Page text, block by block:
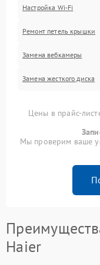
Для решения
шаги:
перезагрузите
запишитесь в
Сервисный центр
использованием
предоставляет
Своевременное
Настройка Wi-Fi
Ремонт петель крышки
Замена вебкамеры
Замена жесткого диска
Цены в прайс-
Мы проверим ваше
Haier